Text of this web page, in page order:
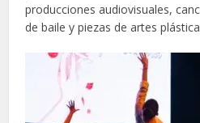
producciones audiovisuales,
de baile y piezas de artes